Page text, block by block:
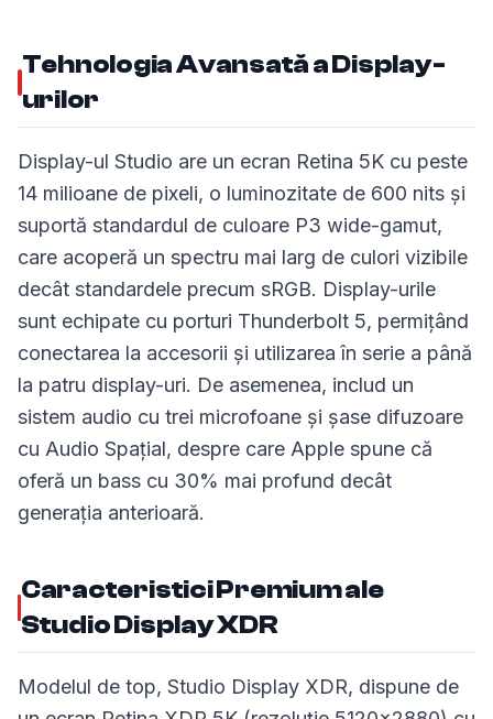
Tehnologia Avansată a Display-
urilor
Display-ul Studio are un ecran Retina 5K cu peste
14 milioane de pixeli, o luminozitate de 600 nits și
suportă standardul de culoare P3 wide-gamut,
care acoperă un spectru mai larg de culori vizibile
decât standardele precum sRGB. Display-urile
sunt echipate cu porturi Thunderbolt 5, permițând
conectarea la accesorii și utilizarea în serie a până
la patru display-uri. De asemenea, includ un
sistem audio cu trei microfoane și șase difuzoare
cu Audio Spațial, despre care Apple spune că
oferă un bass cu 30% mai profund decât
generația anterioară.
Caracteristici Premium ale
Studio Display XDR
Modelul de top, Studio Display XDR, dispune de